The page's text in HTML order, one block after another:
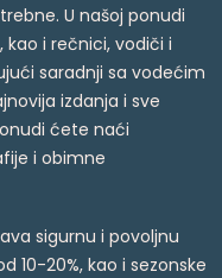
U našoj ponudi
kao i rečnici, vodiči i
saradnji sa vodećim
izdanja i sve
ćete naći
i obimne
sigurnu i povoljnu
10-20%, kao i sezonske